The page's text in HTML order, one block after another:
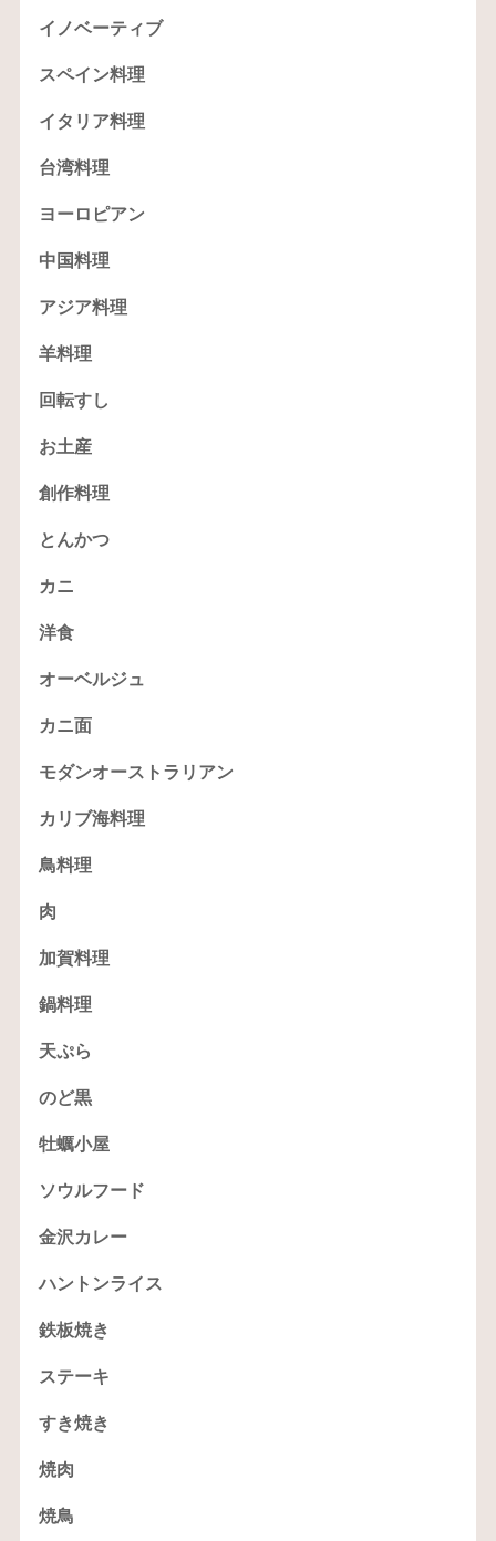
イノベーティブ
スペイン料理
イタリア料理
台湾料理
ヨーロピアン
中国料理
アジア料理
羊料理
回転すし
お土産
創作料理
とんかつ
カニ
洋食
オーベルジュ
カニ面
モダンオーストラリアン
カリブ海料理
鳥料理
肉
加賀料理
鍋料理
天ぷら
のど黒
牡蠣小屋
ソウルフード
金沢カレー
ハントンライス
鉄板焼き
ステーキ
すき焼き
焼肉
焼鳥